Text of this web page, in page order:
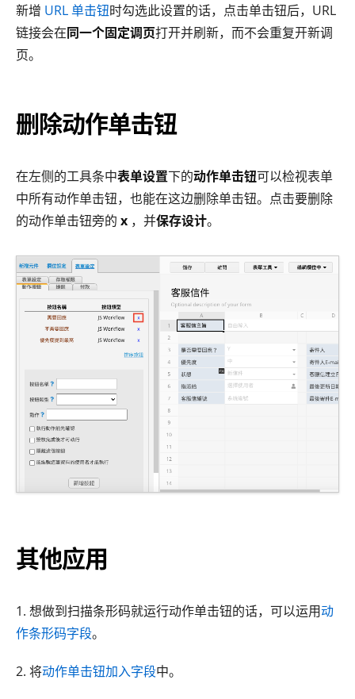
新增 URL 单击钮时勾选此设置的话，点击单击钮后，URL
链接会在同一个固定调页打开并刷新，而不会重复开新调
页。
删除动作单击钮
在左侧的工具条中表单设置下的动作单击钮可以检视表单
中所有动作单击钮，也能在这边删除单击钮。点击要删除
的动作单击钮旁的 x ，并保存设计。
其他应用
1. 想做到扫描条形码就运行动作单击钮的话，可以运用动
作条形码字段。
2. 将动作单击钮加入字段中。